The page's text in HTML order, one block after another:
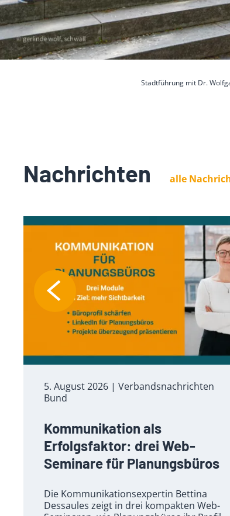
Stadtführung mit Dr.
Nachrichten alle
5. August 2026 | Verbandsnachrichten
Bund
Kommunikation als
Erfolgsfaktor: drei Web-
Seminare für Planungsbüros
Die Kommunikationsexpertin Bettina
Dessaules zeigt in drei kompakten Web-